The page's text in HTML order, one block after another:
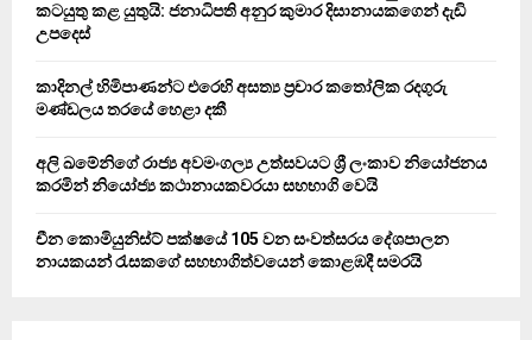
H
කටයුතු කළ යුතුයි: ජනාධිපති අනුර කුමාර දිසානායකගෙන් දැඩි
උපදෙස්
කාදිනල් හිමිපාණන්ට එරෙහි අසත්‍ය ප්‍රචාර කතෝලික රදගුරු
මණ්ඩලය තරයේ හෙළා දකී
අලි ඛමේනිගේ රාජ්‍ය අවමංගල්‍ය උත්සවයට ශ්‍රී ලංකාව නියෝජනය
කරමින් නියෝජ්‍ය කථානායකවරයා සහභාගි වෙයි
චීන කොමියුනිස්ට් පක්ෂයේ 105 වන සංවත්සරය දේශපාලන
නායකයන් රැසකගේ සහභාගිත්වයෙන් කොළඹදී සමරයි